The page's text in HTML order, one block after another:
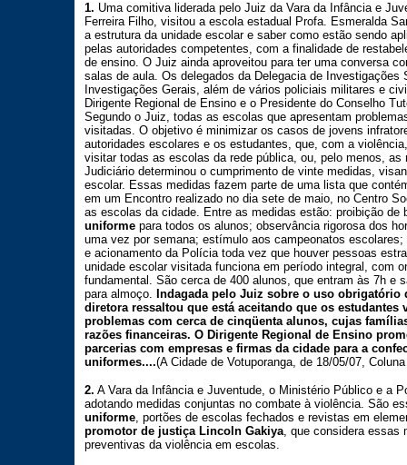
1. Uma comitiva liderada pelo Juiz da Vara da Infância e
Ferreira Filho, visitou a escola estadual Profa. Esmeralda
a estrutura da unidade escolar e saber como estão sendo
pelas autoridades competentes, com a finalidade de
de ensino. O Juiz ainda aproveitou para ter uma conversa
salas de aula. Os delegados da Delegacia de Investigações
Investigações Gerais, além de vários policiais militares e
Dirigente Regional de Ensino e o Presidente do Conselho
Segundo o Juiz, todas as escolas que apresentam
visitadas. O objetivo é minimizar os casos de jovens
autoridades escolares e os estudantes, que, com a
visitar todas as escolas da rede pública, ou, pelo menos,
Judiciário determinou o cumprimento de vinte medidas,
escolar. Essas medidas fazem parte de uma lista que
em um Encontro realizado no dia sete de maio, no Centro
as escolas da cidade. Entre as medidas estão: proibição de
uniforme para todos os alunos; observância rigorosa dos
uma vez por semana; estímulo aos campeonatos
e acionamento da Polícia toda vez que houver pessoas
unidade escolar visitada funciona em período integral, com
fundamental. São cerca de 400 alunos, que entram às 7h e
para almoço. Indagada pelo Juiz sobre o uso
diretora ressaltou que está aceitando que os estudantes
problemas com cerca de cinqüenta alunos, cujas
razões financeiras. O Dirigente Regional de Ensino
parcerias com empresas e firmas da cidade para a
uniformes....(A Cidade de Votuporanga, de 18/05/07,
2. A Vara da Infância e Juventude, o Ministério Público e a
adotando medidas conjuntas no combate à violência. São
uniforme, portões de escolas fechados e revistas em
promotor de justiça Lincoln Gakiya, que considera essas
preventivas da violência em escolas.